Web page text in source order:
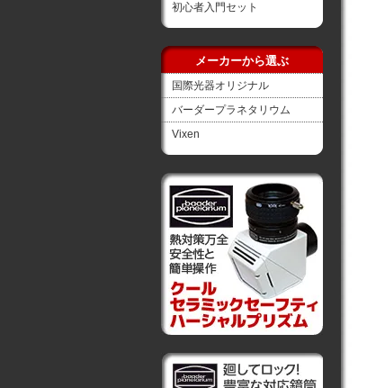
初心者入門セット
メーカーから選ぶ
国際光器オリジナル
バーダープラネタリウム
Vixen